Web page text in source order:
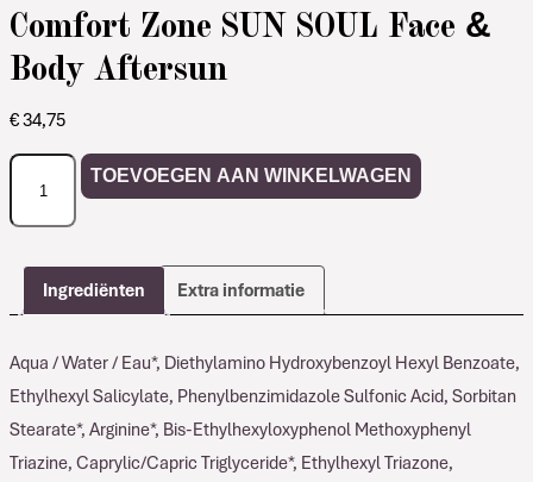
Comfort Zone SUN SOUL Face &
Body Aftersun
€34,75
Comfort
Zone
SUN
Face
&
Aftersun
aantal
TOEVOEGEN AAN WINKELWAGEN
Ingrediënten Extra informatie
Aqua / Water / Eau*, Diethylamino Hydroxybenzoyl Hexyl Benzoate,
Ethylhexyl Salicylate, Phenylbenzimidazole Sulfonic Acid, Sorbitan
Stearate*, Arginine*, Bis-Ethylhexyloxyphenol Methoxyphenyl
Triazine, Caprylic/Capric Triglyceride*, Ethylhexyl Triazone,